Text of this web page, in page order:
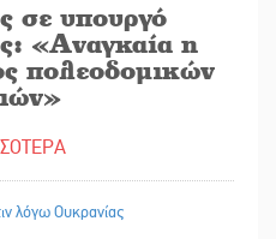
σε υπουργό
«Αναγκαία η
πολεοδομικών